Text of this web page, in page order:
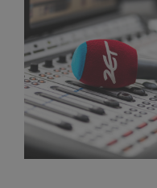
170 KB